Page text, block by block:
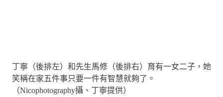
丁寧（後排左）和先生馬修（後排右）育有一女二子，她
笑稱在家五件事只要一件有智慧就夠了。
（Nicophotography攝、丁寧提供）